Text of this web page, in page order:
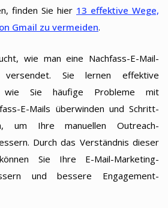
finden Sie hier 13 effektive Wege,
Gmail zu vermeiden.
wie man eine Nachfass-E-Mail-
versendet. Sie lernen effektive
wie Sie häufige Probleme mit
E-Mails überwinden und Schritt-
um Ihre manuellen Outreach-
Durch das Verständnis dieser
Sie Ihre E-Mail-Marketing-
und bessere Engagement-